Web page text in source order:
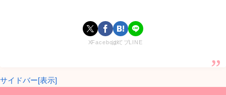
XFacebookはてブLINE
サイドバー[表示]